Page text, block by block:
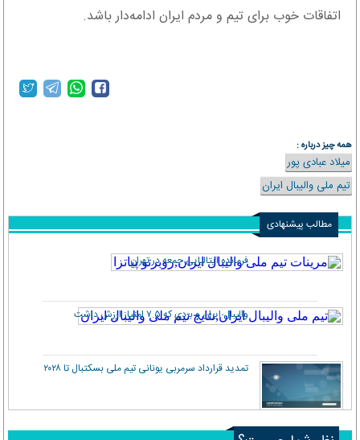
اتفاقات خوب برای تیم و مردم ایران ادامه‌دار باشد.
همه چیز درباره :
میلاد عبادی پور
تیم ملی والیبال ایران
مطالب پیشنهادی
فرمانده ایتالیایی جمعه در تهران
والیبال ایران و بردی که ۷.۵ امتیاز ارزش داشت
تمدید قرارداد سرمربی یونانی تیم ملی بسکتبال تا ۲۰۲۸